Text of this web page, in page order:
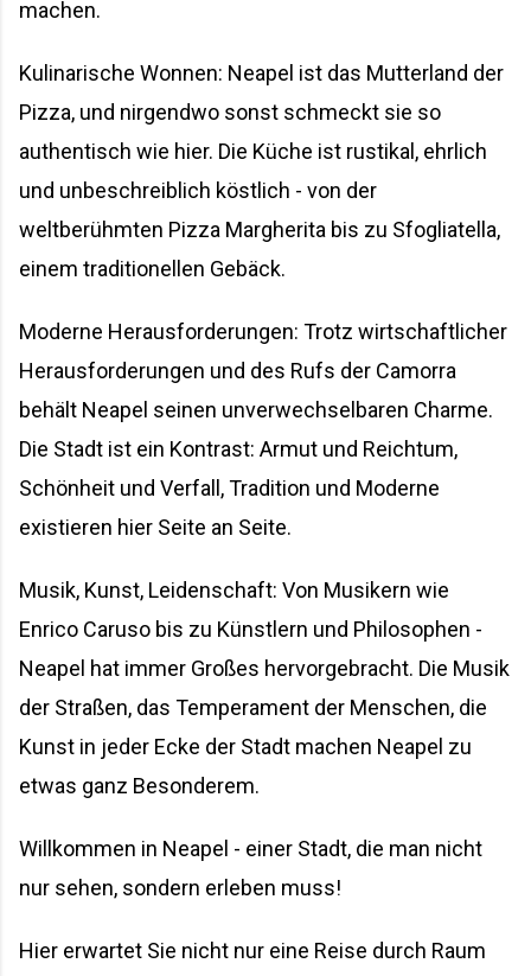
machen.
Kulinarische Wonnen: Neapel ist das Mutterland der
Pizza, und nirgendwo sonst schmeckt sie so
authentisch wie hier. Die Küche ist rustikal, ehrlich
und unbeschreiblich köstlich - von der
weltberühmten Pizza Margherita bis zu Sfogliatella,
einem traditionellen Gebäck.
Moderne Herausforderungen: Trotz wirtschaftlicher
Herausforderungen und des Rufs der Camorra
behält Neapel seinen unverwechselbaren Charme.
Die Stadt ist ein Kontrast: Armut und Reichtum,
Schönheit und Verfall, Tradition und Moderne
existieren hier Seite an Seite.
Musik, Kunst, Leidenschaft: Von Musikern wie
Enrico Caruso bis zu Künstlern und Philosophen -
Neapel hat immer Großes hervorgebracht. Die Musik
der Straßen, das Temperament der Menschen, die
Kunst in jeder Ecke der Stadt machen Neapel zu
etwas ganz Besonderem.
Willkommen in Neapel - einer Stadt, die man nicht
nur sehen, sondern erleben muss!
Hier erwartet Sie nicht nur eine Reise durch Raum